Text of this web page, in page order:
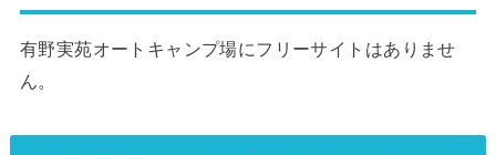
有野実苑オートキャンプ場にフリーサイトはありませ
ん。